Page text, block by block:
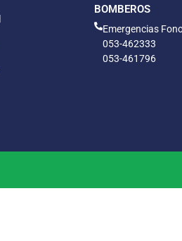
BOMBEROS
Emergencias
053-462333
053-461796